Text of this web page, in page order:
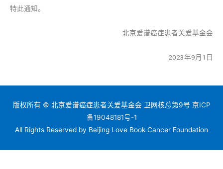
特此通知。
北京爱谱癌症患者关爱基金会
2023年9月1日
版权所有 © 北京爱谱癌症患者关爱基金会 卫网核总第9号 京ICP
备19048181号-1
All Rights Reserved by Beijing Love Book Cancer Foundation